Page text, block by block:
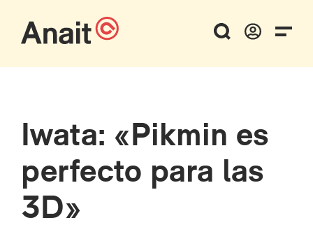
Iwata: «Pikmin es
perfecto para las
3D»